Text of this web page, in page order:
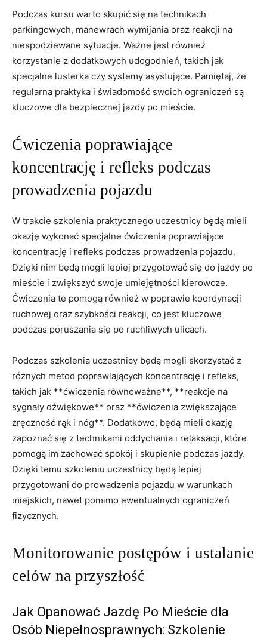
Podczas kursu warto‍ skupić się na technikach
parkingowych, manewrach wymijania ‍oraz reakcji na⁢
niespodziewane sytuacje. Ważne‍ jest ⁢również ​
korzystanie z ⁢dodatkowych‍ udogodnień,‍ takich jak
specjalne ⁢lusterka ‌czy systemy asystujące. Pamiętaj, że
regularna ​praktyka i świadomość swoich ograniczeń są
kluczowe dla bezpiecznej​ jazdy po mieście.
Ćwiczenia poprawiające
koncentrację i refleks podczas
prowadzenia ‌pojazdu
W ‌trakcie‌ szkolenia praktycznego ​uczestnicy⁣ będą ‌mieli
okazję wykonać specjalne ćwiczenia​ poprawiające
koncentrację i refleks podczas prowadzenia pojazdu.
Dzięki nim będą mogli lepiej​ przygotować⁣ się do jazdy po
mieście i⁤ zwiększyć swoje umiejętności kierowcze.
Ćwiczenia te pomogą‌ również‍ w poprawie koordynacji
ruchowej ⁢oraz szybkości⁢ reakcji, co ‌jest⁤ kluczowe
podczas​ poruszania ⁤się po ruchliwych ​ulicach.
Podczas szkolenia uczestnicy będą mogli skorzystać z
⁢różnych metod poprawiających koncentrację i refleks,
⁣takich jak **ćwiczenia równoważne**, ⁣**reakcje na
sygnały dźwiękowe** oraz **ćwiczenia zwiększające
zręczność⁢ rąk‍ i nóg**. Dodatkowo, będą mieli⁢ okazję
zapoznać się z technikami oddychania ⁤i relaksacji,‌ które
pomogą im zachować⁤ spokój i ⁣skupienie podczas jazdy.
Dzięki temu szkoleniu⁤ uczestnicy będą‌ lepiej
przygotowani do prowadzenia pojazdu w warunkach
miejskich, nawet pomimo ewentualnych ograniczeń
fizycznych.
Monitorowanie postępów i ustalanie
celów na przyszłość
Jak⁣ Opanować Jazdę‌ Po Mieście dla
Osób Niepełnosprawnych: ⁢Szkolenie